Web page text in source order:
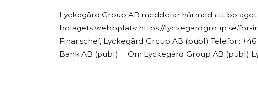
Lyckegård Group AB meddelar härmed att
bolagets webbplats: https://lyckegardgroup.se/
Finanschef, Lyckegård Group AB (publ) Telefon:
Bank AB (publ) Om Lyckegård Group AB (publ)